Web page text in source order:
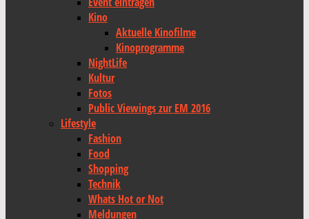
Kino
Aktuelle Kinofilme
Kinoprogramme
NightLife
Kultur
Fotos
Public Viewings zur EM 2016
Lifestyle
Fashion
Food
Shopping
Technik
Whats Hot or Not
Meldungen